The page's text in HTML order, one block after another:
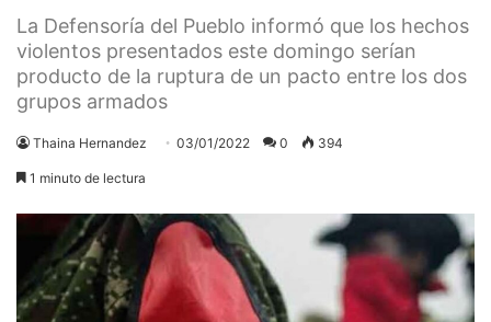
La Defensoría del Pueblo informó que los hechos
violentos presentados este domingo serían
producto de la ruptura de un pacto entre los dos
grupos armados
Thaina Hernandez 03/01/2022 0 394
1 minuto de lectura